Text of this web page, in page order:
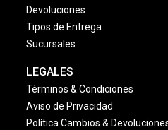
Devoluciones
Tipos de Entrega
Sucursales
LEGALES
Términos & Condiciones
Aviso de Privacidad
Política Cambios &